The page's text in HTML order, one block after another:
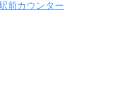
前カウンター